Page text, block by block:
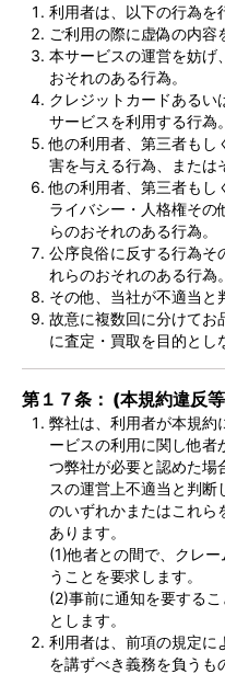
利用者は、以下の行為を
ご利用の際に虚偽の内容
本サービスの運営を妨げ
おそれのある行為。
クレジットカードあるい
サービスを利用する行為。
他の利用者、第三者もし
害を与える行為、または
他の利用者、第三者もし
ライバシー・人格権その
らのおそれのある行為。
公序良俗に反する行為そ
れらのおそれのある行為。
その他、当社が不適当と
故意に複数回に分けてお
に査定・買取を目的とし
第１７条： (本規約違反
弊社は、利用者が本規約
ービスの利用に関し他者
つ弊社が必要と認めた場
スの運営上不適当と判断
のいずれかまたはこれら
あります。
(1)他者との間で、クレ
うことを要求します。
(2)事前に通知を要する
とします。
利用者は、前項の規定に
を講ずべき義務を負うも